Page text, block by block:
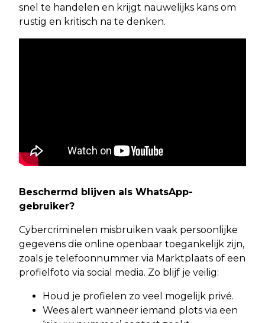
snel te handelen en krijgt nauwelijks kans om
rustig en kritisch na te denken.
Beschermd blijven als WhatsApp-
gebruiker?
Cybercriminelen misbruiken vaak persoonlijke
gegevens die online openbaar toegankelijk zijn,
zoals je telefoonnummer via Marktplaats of een
profielfoto via social media. Zo blijf je veilig:
Houd je profielen zo veel mogelijk privé.
Wees alert wanneer iemand plots via een